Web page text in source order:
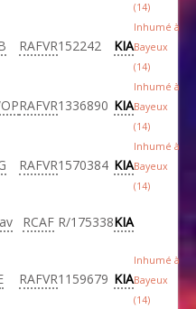
(14)
RAFVR152242 KIA
Inhumé à
Bayeux
(14)
RAFVR1336890 KIA
Inhumé à
Bayeux
(14)
RAFVR1570384 KIA
Inhumé à
Bayeux
(14)
RCAF R/175338KIA
RAFVR1159679 KIA
Inhumé à
Bayeux
(14)